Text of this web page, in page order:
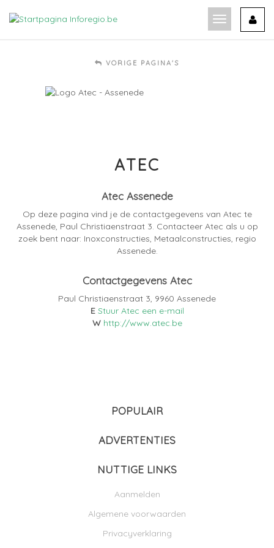
naar
Toon
navigatie
VORIGE PAGINA'S
ATEC
Atec Assenede
Op deze pagina vind je de contactgegevens van Atec te
Assenede, Paul Christiaenstraat 3. Contacteer Atec als u op
zoek bent naar: Inoxconstructies, Metaalconstructies, regio
Assenede.
Contactgegevens Atec
Paul Christiaenstraat 3, 9960 Assenede
E Stuur Atec een e-mail
W http://www.atec.be
POPULAIR
ADVERTENTIES
NUTTIGE LINKS
Aanmelden
Algemene voorwaarden
Privacyverklaring